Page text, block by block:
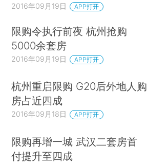
2016年09月19日 APP打开
限购令执行前夜 杭州抢购
5000余套房
2016年09月19日 APP打开
杭州重启限购 G20后外地人购
房占近四成
2016年09月18日 APP打开
限购再增一城 武汉二套房首
付提升至四成